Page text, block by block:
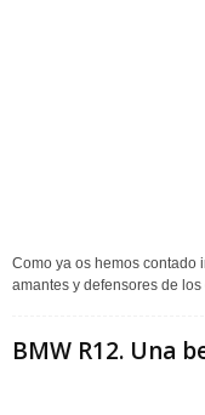
Como ya os hemos contado
amantes y defensores de
BMW R12. Una